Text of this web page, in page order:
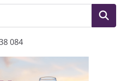
084